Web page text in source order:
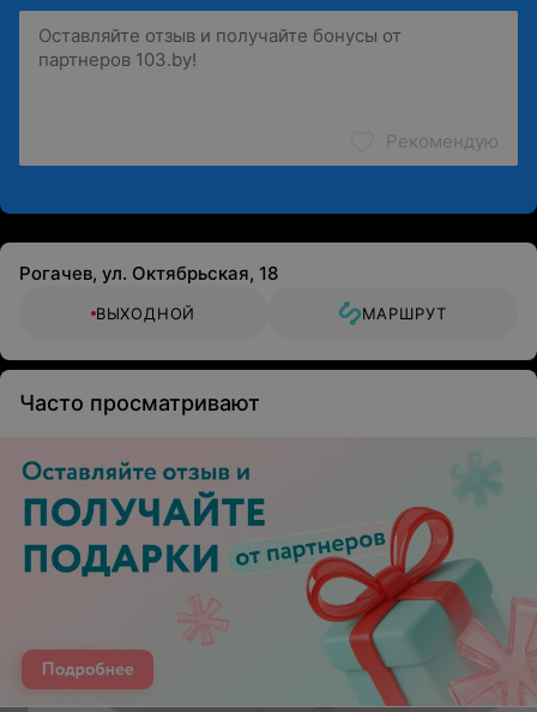
Рекомендую
Рогачев, ул. Октябрьская, 18
ВЫХОДНОЙ МАРШРУТ
Часто просматривают